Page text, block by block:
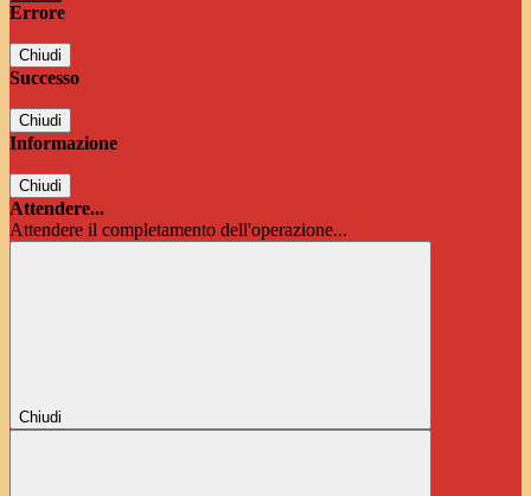
Errore
Chiudi
Successo
Chiudi
Informazione
Chiudi
Attendere...
Attendere il completamento dell'operazione...
Chiudi